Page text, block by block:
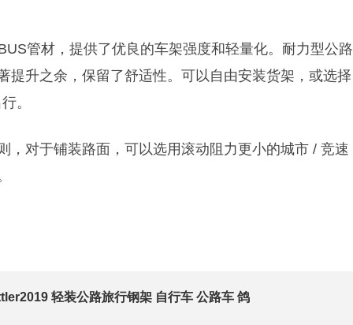
管材，提供了优良的车架强度和轻量化。耐力型公路
提升之余，保留了舒适性。可以自由安装货架，或选择
。
，对于铺装路面，可以选用滚动阻力更小的城市 / 竞速
轻装公路旅行钢架 自行车 公路车 鸽